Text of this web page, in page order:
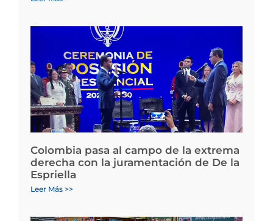
Colombia pasa al campo de la extrema
derecha con la juramentación de De la
Espriella
Leer Más >>